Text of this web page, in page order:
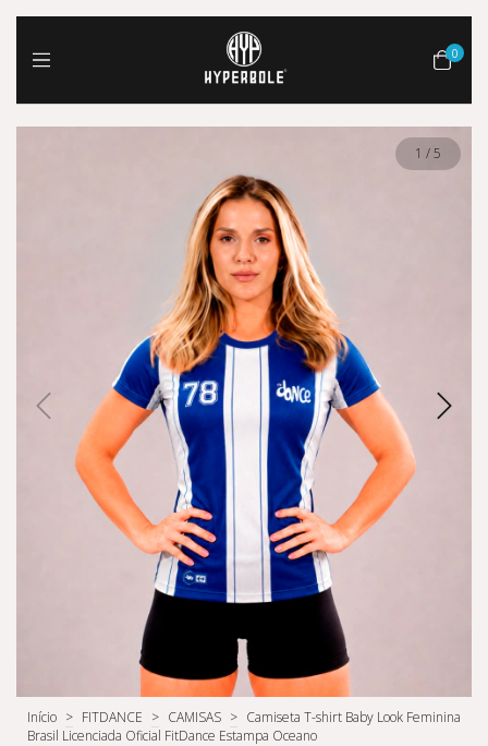
0
1 /5
Início > FITDANCE > CAMISAS > Camiseta T-shirt Baby Look Feminina
Brasil Licenciada Oficial FitDance Estampa Oceano